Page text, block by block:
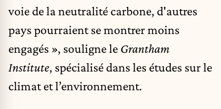
voie de la neutralité carbone, d'autres
pays pourraient se montrer moins
engagés », souligne le Grantham
Institute, spécialisé dans les études sur le
climat et l’environnement.